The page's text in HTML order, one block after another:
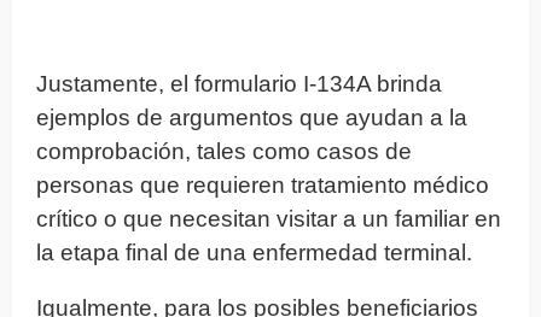
Justamente, el formulario I-134A brinda
ejemplos de argumentos que ayudan a la
comprobación, tales como casos de
personas que requieren tratamiento médico
crítico o que necesitan visitar a un familiar en
la etapa final de una enfermedad terminal.
Igualmente, para los posibles beneficiarios